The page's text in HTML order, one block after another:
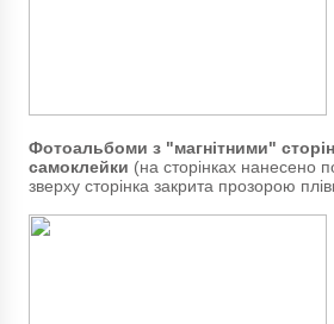
Фотоальбоми з "магнітними"
самоклейки (на сторінках нанесено
зверху сторінка закрита прозорою